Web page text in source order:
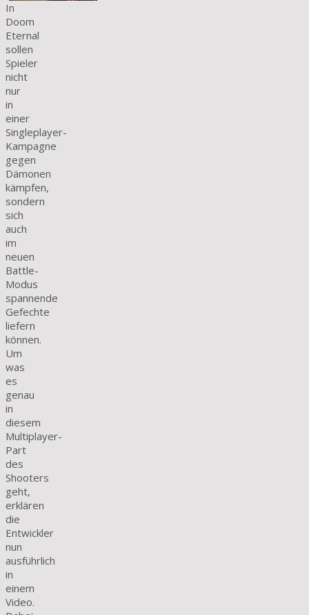
In
Doom
Eternal
sollen
Spieler
nicht
nur
in
einer
Singleplayer-
Kampagne
gegen
Dämonen
kämpfen,
sondern
sich
auch
im
neuen
Battle-
Modus
spannende
Gefechte
liefern
können.
Um
was
es
genau
in
diesem
Multiplayer-
Part
des
Shooters
geht,
erklären
die
Entwickler
nun
ausführlich
in
einem
Video.